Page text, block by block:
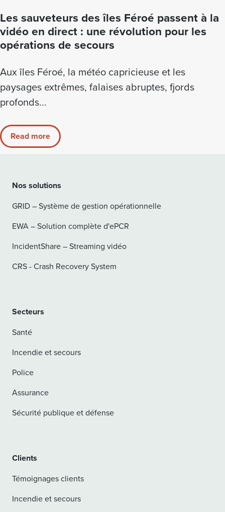
Les sauveteurs des îles Féroé passent à la
vidéo en direct : une révolution pour les
opérations de secours
Aux îles Féroé, la météo capricieuse et les
paysages extrêmes, falaises abruptes, fjords
profonds...
Read more
Nos solutions
GRID – Système de gestion opérationnelle
EWA – Solution complète d'ePCR
IncidentShare – Streaming vidéo
CRS - Crash Recovery System
Secteurs
Santé
Incendie et secours
Police
Assurance
Sécurité publique et défense
Clients
Témoignages clients
Incendie et secours